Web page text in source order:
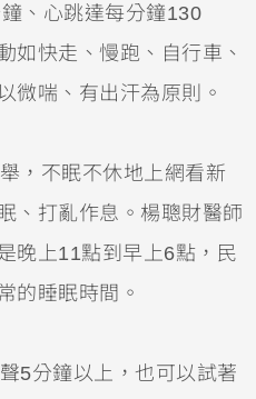
、心跳達每分鐘130
如快走、慢跑、自行車、
微喘、有出汗為原則。
，不眠不休地上網看新
、打亂作息。楊聰財醫師
晚上11點到早上6點，民
的睡眠時間。
5分鐘以上，也可以試著